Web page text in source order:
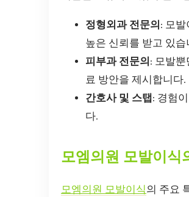
정형외과 전문의 : 모
높은 신뢰를 받고 있습
피부과 전문의 : 모발
료 방안을 제시합니다.
간호사 및 스탭 : 경험
다.
모엠의원 모발이식
모엠의원 모발이식의 주요